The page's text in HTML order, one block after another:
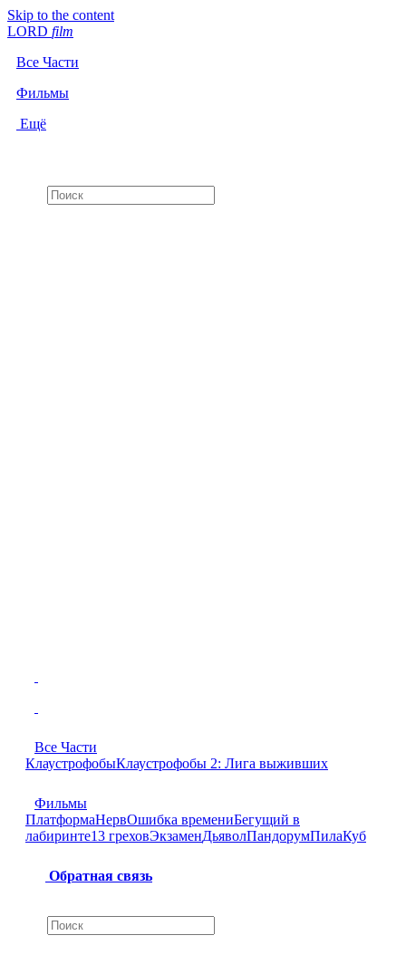
Skip to the content
LORD film
Все Части
Фильмы
Ещё
Все Части
КлаустрофобыКлаустрофобы 2: Лига выживших
Фильмы
ПлатформаНервОшибка времениБегущий в
лабиринте13 греховЭкзаменДьяволПандорумПилаКуб
Обратная связь